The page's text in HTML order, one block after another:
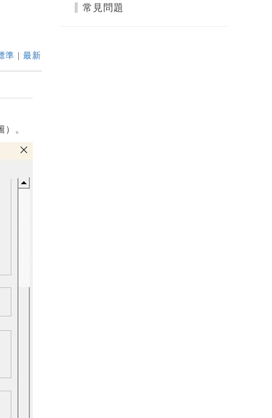
準 |最新
。
常見問題